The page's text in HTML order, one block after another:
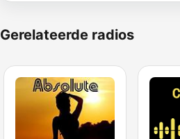
Gerelateerde radios